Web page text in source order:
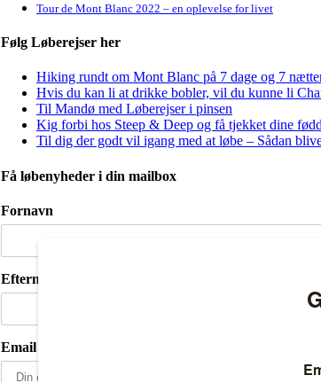
Tour de Mont Blanc 2022 – en oplevelse for livet
Følg Løberejser her
Hiking rundt om Mont Blanc på 7 dage og 7
Hvis du kan li at drikke bobler, vil du kunne li
Til Mandø med Løberejser i pinsen
Kig forbi hos Steep & Deep og få tjekket dine
Til dig der godt vil igang med at løbe – Sådan
Få løbenyheder i din mailbox
Fornavn
Efternavn
Email adresse: